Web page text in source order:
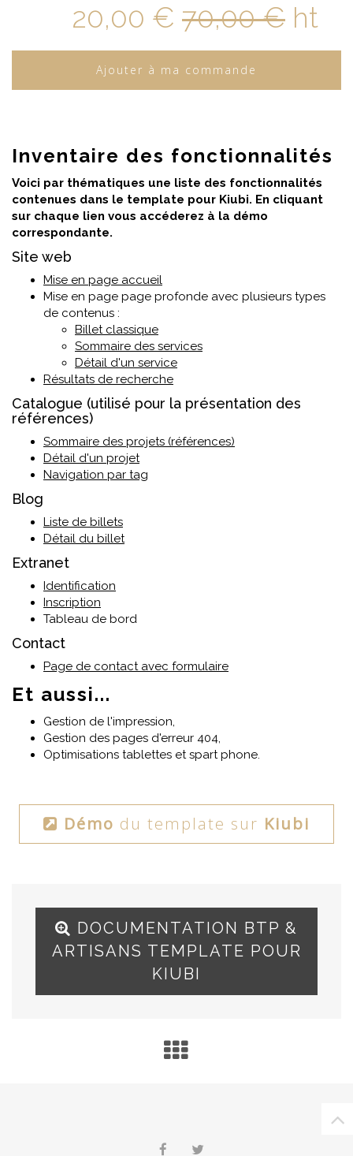
20,00 € 70,00 € ht
Inventaire des fonctionnalités
Voici par thématiques une liste des fonctionnalités
contenues dans le template pour Kiubi. En cliquant
sur chaque lien vous accéderez à la démo
correspondante.
Site web
Mise en page accueil
Mise en page page profonde avec plusieurs types
de contenus :
Billet classique
Sommaire des services
Détail d'un service
Résultats de recherche
Catalogue (utilisé pour la présentation des
références)
Sommaire des projets (références)
Détail d'un projet
Navigation par tag
Blog
Liste de billets
Détail du billet
Extranet
Identification
Inscription
Tableau de bord
Contact
Page de contact avec formulaire
Et aussi...
Gestion de l'impression,
Gestion des pages d'erreur 404,
Optimisations tablettes et spart phone.
Démo du template sur Kiubi
DOCUMENTATION BTP &
ARTISANS TEMPLATE POUR
KIUBI